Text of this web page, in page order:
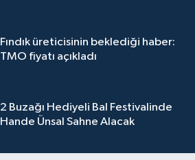
Fındık üreticisinin beklediği haber:
TMO fiyatı açıkladı
2 Buzağı Hediyeli Bal Festivalinde
Hande Ünsal Sahne Alacak